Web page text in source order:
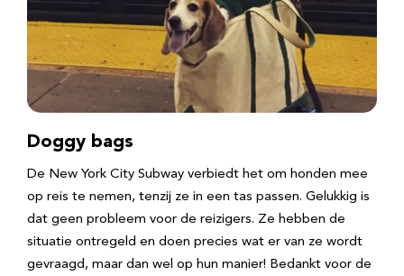
Doggy bags
De New York City Subway verbiedt het om honden mee
op reis te nemen, tenzij ze in een tas passen. Gelukkig is
dat geen probleem voor de reizigers. Ze hebben de
situatie ontregeld en doen precies wat er van ze wordt
gevraagd, maar dan wel op hun manier! Bedankt voor de